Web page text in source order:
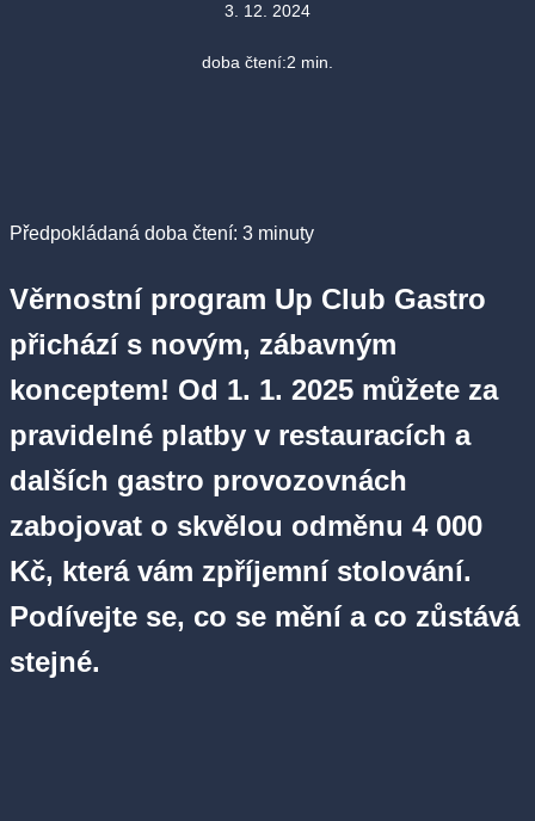
3. 12. 2024
doba čtení:2 min.
Předpokládaná doba čtení: 3 minuty
Věrnostní program Up Club Gastro
přichází s novým, zábavným
konceptem! Od 1. 1. 2025 můžete za
pravidelné platby v restauracích a
dalších gastro provozovnách
zabojovat o skvělou odměnu 4 000
Kč, která vám zpříjemní stolování.
Podívejte se, co se mění a co zůstává
stejné.